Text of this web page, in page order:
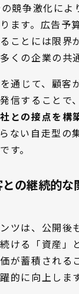
競争激化によ
ます。広告予
ことには限界
くの企業の共
通じて、顧客
信することで、
との接点を構
ない自走型の
す。
の継続的な
ツは、公開後
ける「資産」
が蓄積される
的に向上します